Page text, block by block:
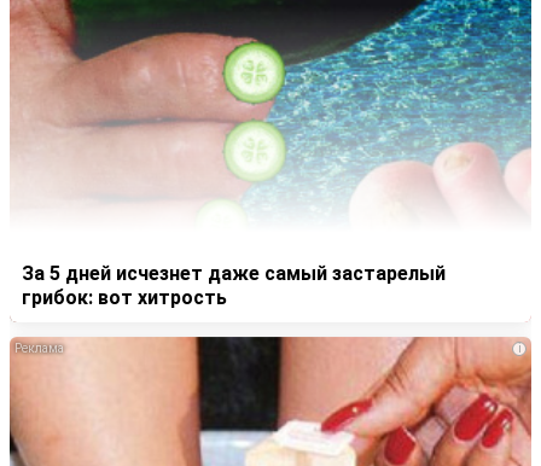
За 5 дней исчезнет даже самый застарелый
грибок: вот хитрость
i